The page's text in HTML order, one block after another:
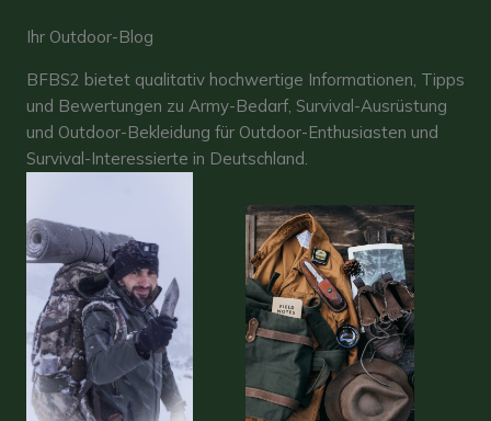
Ihr Outdoor-Blog
BFBS2 bietet qualitativ hochwertige Informationen, Tipps
und Bewertungen zu Army-Bedarf, Survival-Ausrüstung
und Outdoor-Bekleidung für Outdoor-Enthusiasten und
Survival-Interessierte in Deutschland.